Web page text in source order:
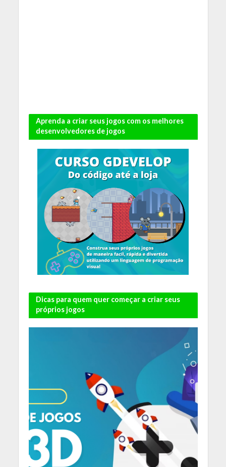
Aprenda a criar seus jogos com os melhores
desenvolvedores de jogos
Dicas para quem quer começar a criar seus
próprios jogos